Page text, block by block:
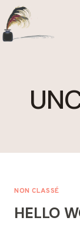
Aller
au
contenu
NON CLASSÉ
HELLO